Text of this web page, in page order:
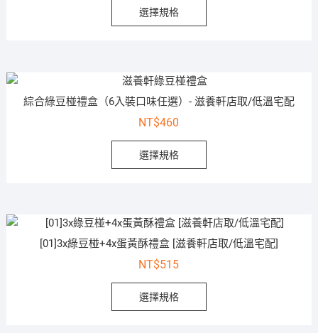
選擇規格
綜合綠豆椪禮盒（6入裝口味任選）- 滋養軒店取/低溫宅配
NT$460
選擇規格
[01]3x綠豆椪+4x蛋黃酥禮盒 [滋養軒店取/低溫宅配]
NT$515
選擇規格